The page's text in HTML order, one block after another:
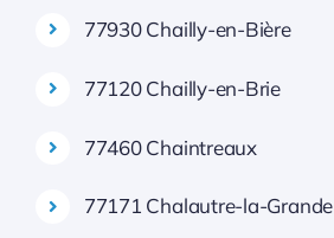
77930 Chailly-en-Bière
77120 Chailly-en-Brie
77460 Chaintreaux
77171 Chalautre-la-Grande